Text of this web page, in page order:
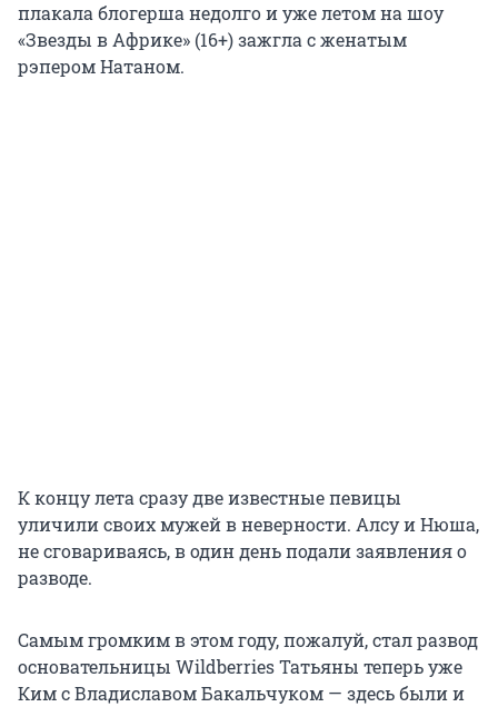
плакала блогерша недолго и уже летом на шоу
«Звезды в Африке» (16+) зажгла с женатым
рэпером Натаном.
К концу лета сразу две известные певицы
уличили своих мужей в неверности. Алсу и Нюша,
не сговариваясь, в один день подали заявления о
разводе.
Самым громким в этом году, пожалуй, стал развод
основательницы Wildberries Татьяны теперь уже
Ким с Владиславом Бакальчуком — здесь были и